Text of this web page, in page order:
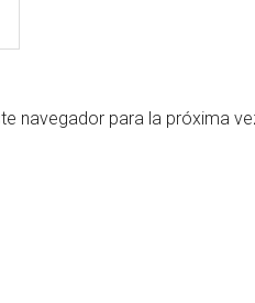
navegador para la próxima